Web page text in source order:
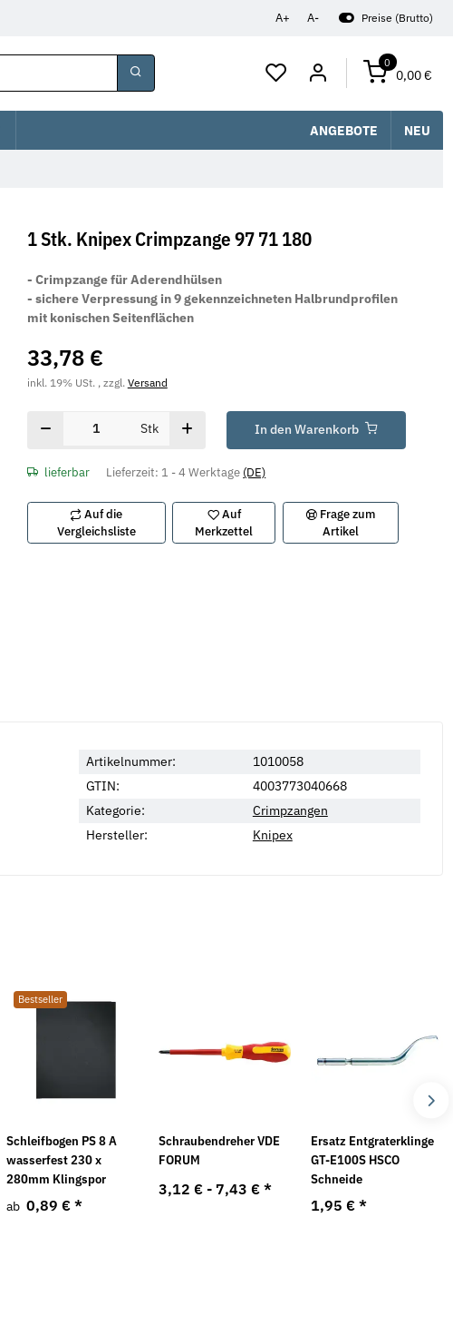
A+ A- Preise (Brutto)
0
0,00 €
ANGEBOTE NEU
1 Stk. Knipex Crimpzange 97 71 180
- Crimpzange für Aderendhülsen
- sichere Verpressung in 9 gekennzeichneten Halbrundprofilen
mit konischen Seitenflächen
33,78 €
inkl. 19% USt. , zzgl.Versand
Stk In den Warenkorb
lieferbar Lieferzeit: 1 - 4 Werktage (DE)
Auf die
Vergleichsliste
Auf
Merkzettel
Frage zum
Artikel
Artikelnummer:
1010058
GTIN:
4003773040668
Kategorie:
Crimpzangen
Hersteller:
Knipex
Bestseller
Schleifbogen PS 8 A
wasserfest 230 x
280mm Klingspor
ab 0,89 € *
Schraubendreher VDE
FORUM
3,12 € - 7,43 €*
Ersatz Entgraterklinge
GT-E100S HSCO
Schneide
1,95 €*